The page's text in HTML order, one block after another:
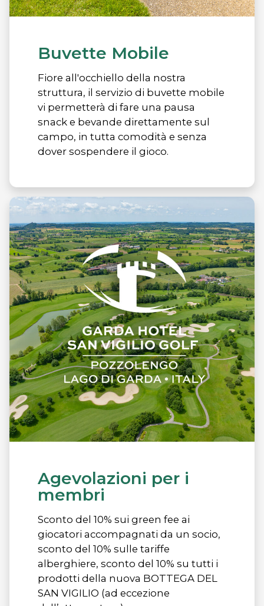
Agevolazioni per i
membri
Sconto del 10% sui green fee ai
giocatori accompagnati da un socio,
sconto del 10% sulle tariffe
alberghiere, sconto del 10% su tutti i
prodotti della nuova BOTTEGA DEL
SAN VIGILIO (ad eccezione
Buvette Mobile
Fiore all'occhiello della nostra
struttura, il servizio di buvette mobile
vi permetterà di fare una pausa
snack e bevande direttamente sul
campo, in tutta comodità e senza
dover sospendere il gioco.